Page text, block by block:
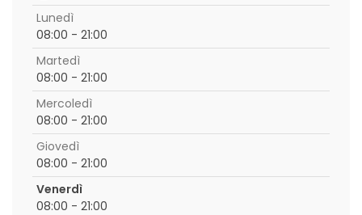
Lunedì
08:00 - 21:00
Martedì
08:00 - 21:00
Mercoledì
08:00 - 21:00
Giovedì
08:00 - 21:00
Venerdì
08:00 - 21:00